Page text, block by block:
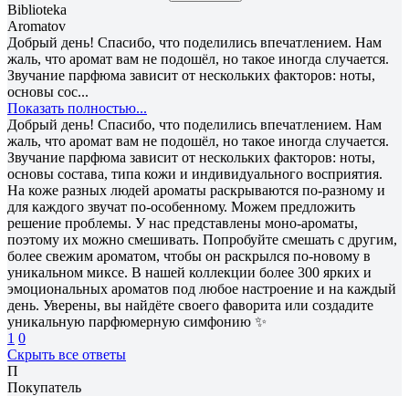
Biblioteka
Aromatov
Добрый день! Спасибо, что поделились впечатлением. Нам
жаль, что аромат вам не подошёл, но такое иногда случается.
Звучание парфюма зависит от нескольких факторов: ноты,
основы сос...
Показать полностью...
Добрый день! Спасибо, что поделились впечатлением. Нам
жаль, что аромат вам не подошёл, но такое иногда случается.
Звучание парфюма зависит от нескольких факторов: ноты,
основы состава, типа кожи и индивидуального восприятия.
На коже разных людей ароматы раскрываются по-разному и
для каждого звучат по-особенному. Можем предложить
решение проблемы. У нас представлены моно-ароматы,
поэтому их можно смешивать. Попробуйте смешать с другим,
более свежим ароматом, чтобы он раскрылся по-новому в
уникальном миксе. В нашей коллекции более 300 ярких и
эмоциональных ароматов под любое настроение и на каждый
день. Уверены, вы найдёте своего фаворита или создадите
уникальную парфюмерную симфонию ✨
1 0
Скрыть все ответы
П
Покупатель